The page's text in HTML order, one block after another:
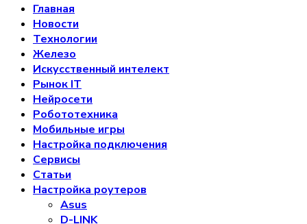
Главная
Новости
Технологии
Железо
Искусственный интелект
Рынок IT
Нейросети
Робототехника
Мобильные игры
Настройка подключения
Сервисы
Статьи
Настройка роутеров
Asus
D-LINK